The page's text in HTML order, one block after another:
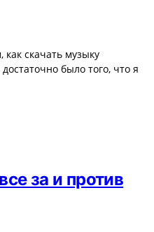
как скачать музыку
было того, что я
за и против